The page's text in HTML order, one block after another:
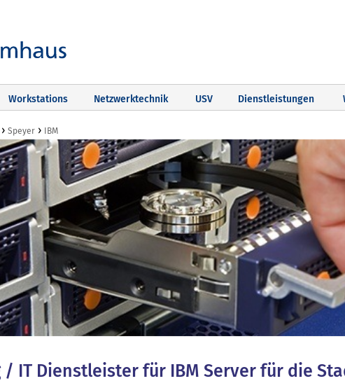
Workstations Netzwerktechnik USV Dienstleistungen
› Speyer › IBM
IT Dienstleister für IBM Server für die